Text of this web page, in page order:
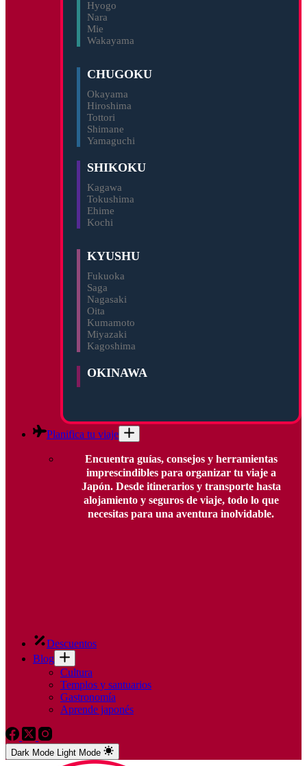
Hyogo
Nara
Mie
Wakayama
CHUGOKU
Okayama
Hiroshima
Tottori
Shimane
Yamaguchi
SHIKOKU
Kagawa
Tokushima
Ehime
Kochi
KYUSHU
Fukuoka
Saga
Nagasaki
Oita
Kumamoto
Miyazaki
Kagoshima
OKINAWA
Planifica tu viaje
Encuentra guías, consejos y herramientas
imprescindibles para organizar tu viaje a
Japón. Desde itinerarios y transporte hasta
alojamiento y seguros de viaje, todo lo que
necesitas para una aventura inolvidable.
Descuentos
Blog
Cultura
Templos y santuarios
Gastronomía
Aprende japonés
Dark Mode Light Mode